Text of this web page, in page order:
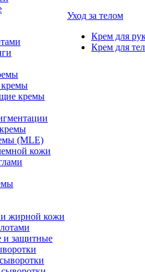
кремы
кремы
(MLE)
кожи
жирной кожи
и защитные
Уход за телом
Крем для
Крем для